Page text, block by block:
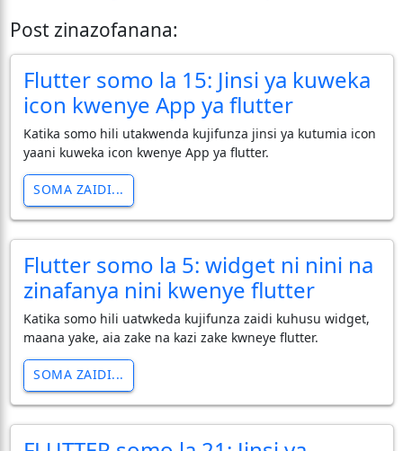
Post zinazofanana:
Flutter somo la 15: Jinsi ya kuweka
icon kwenye App ya flutter
Katika somo hili utakwenda kujifunza jinsi ya kutumia icon
yaani kuweka icon kwenye App ya flutter.
SOMA ZAIDI...
Flutter somo la 5: widget ni nini na
zinafanya nini kwenye flutter
Katika somo hili uatwkeda kujifunza zaidi kuhusu widget,
maana yake, aia zake na kazi zake kwneye flutter.
SOMA ZAIDI...